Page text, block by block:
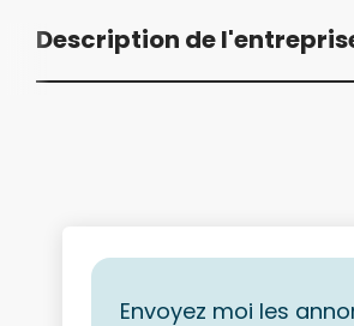
Description de
Envoyez moi les